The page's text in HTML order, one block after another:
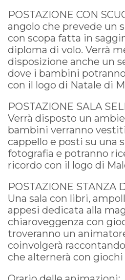
POSTAZIONE CON
angolo che prevede un
con scopa fatta in
diploma di volo. Verrà
disposizione anche un
dove i bambini
con il logo di Natale di
POSTAZIONE SALA
Verrà disposto un
bambini verranno
cappello e posti su una
fotografia e potranno
ricordo con il logo di
POSTAZIONE STANZA
Una sala con libri,
appesi dedicata alla
chiaroveggenza con
troveranno un
coinvolgerà
che alternerà con